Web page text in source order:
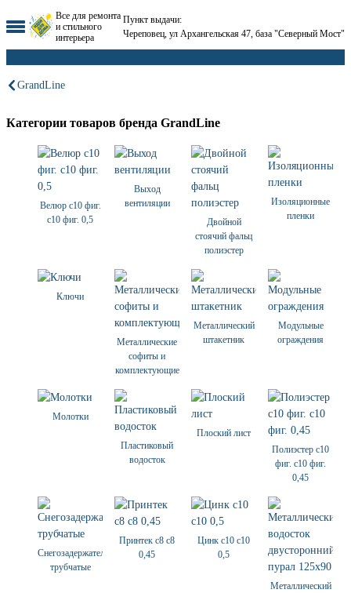
Все для ремонта
и стильного
интерьера
Пункт выдачи:
Череповец, ул Архангельская 47, база "Северный Мост"
GrandLine
Категории товаров бренда GrandLine
Велюр с10 фиг.
с10 фиг. 0,5
Выход
вентиляции
Двойной
стоячий фальц
полиэстер
Изоляционные
пленки
Ключи
Металлические
софиты и
комплектующие
Металлический
штакетник
Модульные
ограждения
Молотки
Пластиковый
водосток
Плоский лист
Полиэстер с10
фиг. с10 фиг.
0,45
Снегозадержатели
трубчатые
Принтек с8 с8
0,45
Цинк с10 с10
0,5
Металлический